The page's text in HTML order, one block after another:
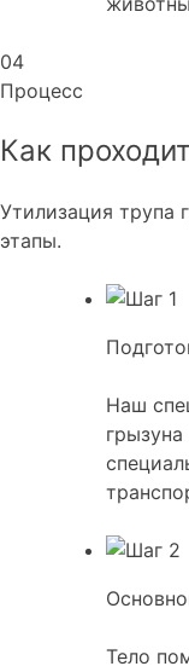
04
Процесс
Как
Утилизация трупа
этапы.
Наш
Тело